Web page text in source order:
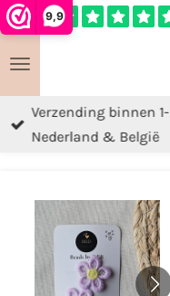
9,9
Ga
naar
de
hoofdinhoud
Verzending binnen
Nederland & België